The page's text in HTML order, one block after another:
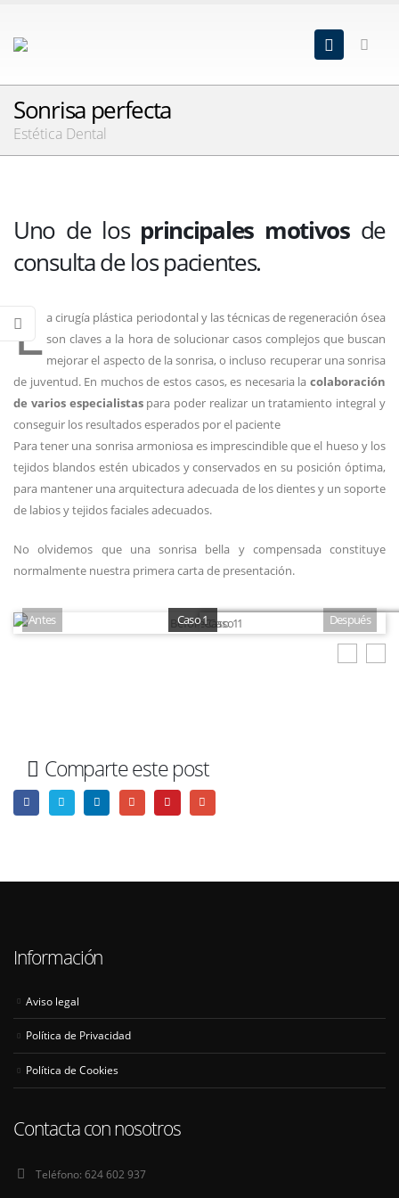
Sonrisa perfecta
Estética Dental
Uno de los principales motivosde
consulta de los pacientes.
L a cirugía plástica periodontal y las técnicas de regeneración ósea
son claves a la hora de solucionar casos complejos que buscan
mejorar el aspecto de la sonrisa, o incluso recuperar una sonrisa
de juventud. En muchos de estos casos, es necesaria la colaboración
de varios especialistaspara poder realizar un tratamiento integral y
conseguir los resultados esperados por el paciente
Para tener una sonrisa armoniosa es imprescindible que el hueso y los
tejidos blandos estén ubicados y conservados en su posición óptima,
para mantener una arquitectura adecuada de los dientes y un soporte
de labios y tejidos faciales adecuados.
No olvidemos que una sonrisa bella y compensada constituye
normalmente nuestra primera carta de presentación.
Antes Caso 1 Después
Comparte este post
Información
Aviso legal
Política de Privacidad
Política de Cookies
Contacta con nosotros
Teléfono: 624 602 937